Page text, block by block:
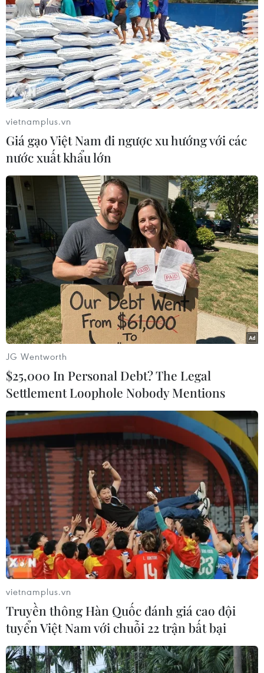
New Zealand và Trung Quốc khởi động
đàm phán nâng cấp FTA
21/11/2016 08:34
Dự kiến, vòng đàm phán đầu tiên sẽ được tổ chức vào
nửa đầu năm 2017 và tiếp đó sẽ là một số cuộc đàm
phán được tiến hành ở cả Trung Quốc và New Zealand.
Thủ tướng New Zealand John Key bất ngờ
tuyên bố từ chức
05/12/2016 00:58
Thủ tướng New Zealand John Key cho biết sẽ từ chức
vào ngày 12/12 tới và kêu gọi đảng Quốc gia tổ chức
cuộc họp đặc biệt bầu nhà lãnh đạo mới vào ngày
12/12
vietnamplus.vn
Giá gạo Việt Nam đi ngược xu hướng với các
nước xuất khẩu lớn
JG Wentworth
$25,000 In Personal Debt? The Legal
Settlement Loophole Nobody Mentions
vietnamplus.vn
Truyền thông Hàn Quốc đánh giá cao đội
tuyển Việt Nam với chuỗi 22 trận bất bại